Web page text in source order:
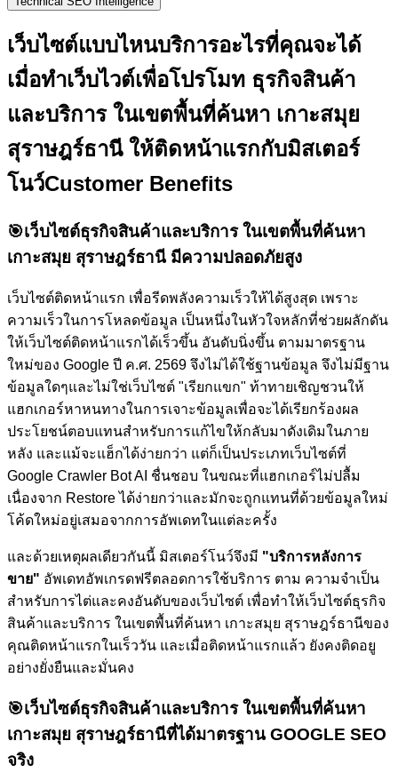
เว็บไซต์แบบไหนบริการอะไรที่คุณจะได้
เมื่อทำเว็บไวต์เพื่อโปรโมท ธุรกิจสินค้า
และบริการ ในเขตพื้นที่ค้นหา เกาะสมุย
สุราษฎร์ธานี ให้ติดหน้าแรกกับมิสเตอร์
โนว์Customer Benefits
🎯เว็บไซต์ธุรกิจสินค้าและบริการ ในเขตพื้นที่ค้นหา
เกาะสมุย สุราษฎร์ธานี มีความปลอดภัยสูง
เว็บไซต์ติดหน้าแรก เพื่อรีดพลังความเร็วให้ได้สูงสุด เพราะ
ความเร็วในการโหลดข้อมูล เป็นหนึ่งในหัวใจหลักที่ช่วยผลักดัน
ให้เว็บไซต์ติดหน้าแรกได้เร็วขึ้น อันดับนิ่งขึ้น ตามมาตรฐาน
ใหม่ของ Google ปี ค.ศ. 2569 จึงไม่ได้ใช้ฐานข้อมูล จึงไม่มีฐาน
ข้อมูลใดๆและไม่ใช่เว็บไซต์ "เรียกแขก" ท้าทายเชิญชวนให้
แฮกเกอร์หาหนทางในการเจาะข้อมูลเพื่อจะได้เรียกร้องผล
ประโยชน์ตอบแทนสำหรับการแก้ไขให้กลับมาดังเดิมในภาย
หลัง และแม้จะแฮ็กได้ง่ายกว่า แต่ก็เป็นประเภทเว็บไซต์ที่
Google Crawler Bot AI ชื่นชอบ ในขณะที่แฮกเกอร์ไม่ปลื้ม
เนื่องจาก Restore ได้ง่ายกว่าและมักจะถูกแทนที่ด้วยข้อมูลใหม่
โค้ดใหม่อยู่เสมอจากการอัพเดทในแต่ละครั้ง
และด้วยเหตุผลเดียวกันนี้ มิสเตอร์โนว์จึงมี "บริการหลังการ
ขาย" อัพเดทอัพเกรดฟรีตลอดการใช้บริการ ตาม ความจำเป็น
สำหรับการไต่และคงอันดับของเว็บไซต์ เพื่อทำให้เว็บไซต์ธุรกิจ
สินค้าและบริการ ในเขตพื้นที่ค้นหา เกาะสมุย สุราษฎร์ธานีของ
คุณติดหน้าแรกในเร็ววัน และเมื่อติดหน้าแรกแล้ว ยังคงติดอยู
อย่างยั่งยืนและมั่นคง
🎯เว็บไซต์ธุรกิจสินค้าและบริการ ในเขตพื้นที่ค้นหา
เกาะสมุย สุราษฎร์ธานีที่ได้มาตรฐาน GOOGLE SEO
จริง